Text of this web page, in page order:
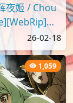
夜姬 / Chou
26-02-18
1,059